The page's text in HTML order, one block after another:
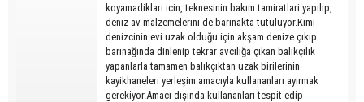
koyamadiklari icin, teknesinin bakım tamiratlari yapılıp,
deniz av malzemelerini de barınakta tutuluyor.Kimi
denizcinin evi uzak olduğu için akşam denize çıkıp
barınağında dinlenip tekrar avcılığa çıkan balıkçılık
yapanlarla tamamen balıkçıktan uzak birilerinin
kayikhaneleri yerleşim amacıyla kullananları ayırmak
gerekiyor.Amacı dışında kullananları tespit edip